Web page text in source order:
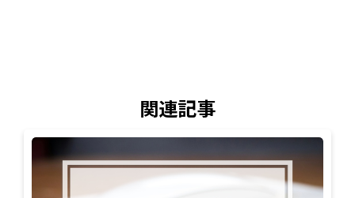
関連記事